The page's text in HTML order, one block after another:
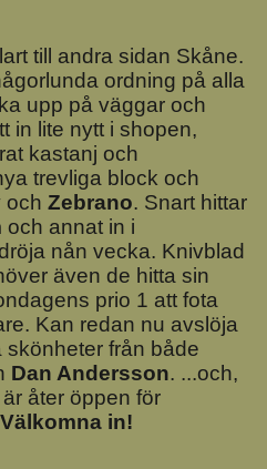
till andra sidan Skåne.
ordning på alla
upp på väggar och
in lite nytt i shopen,
kastanj och
trevliga block och
och Zebrano. Snart hittar
och annat in i
nån vecka. Knivblad
även de hitta sin
prio 1 att fota
Kan redan nu avslöja
skönheter från både
Dan Andersson. ...och,
åter öppen för
Välkomna in!